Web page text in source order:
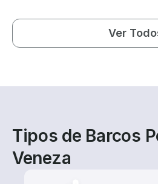
Ver
Tipos de Barcos
Veneza